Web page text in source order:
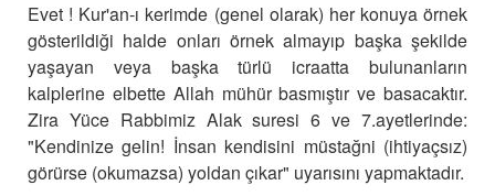
Evet ! Kur'an-ı kerimde (genel olarak) her konuya örnek
gösterildiği halde onları örnek almayıp başka şekilde
yaşayan veya başka türlü icraatta bulunanların
kalplerine elbette Allah mühür basmıştır ve basacaktır.
Zira Yüce Rabbimiz Alak suresi 6 ve 7.ayetlerinde:
"Kendinize gelin! İnsan kendisini müstağni (ihtiyaçsız)
görürse (okumazsa) yoldan çıkar" uyarısını yapmaktadır.